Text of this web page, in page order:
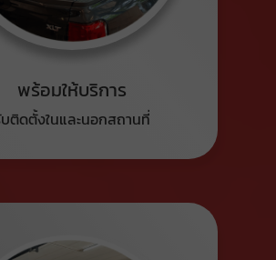
พร้อมให้บริการ
ติดตั้งในและนอกสถานที่